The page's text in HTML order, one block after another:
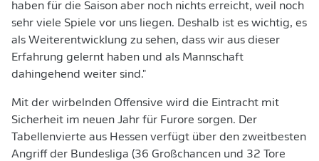
haben für die Saison aber noch nichts erreicht, weil noch
sehr viele Spiele vor uns liegen. Deshalb ist es wichtig, es
als Weiterentwicklung zu sehen, dass wir aus dieser
Erfahrung gelernt haben und als Mannschaft
dahingehend weiter sind."
Mit der wirbelnden Offensive wird die Eintracht mit
Sicherheit im neuen Jahr für Furore sorgen. Der
Tabellenvierte aus Hessen verfügt über den zweitbesten
Angriff der Bundesliga (36 Großchancen und 32 Tore